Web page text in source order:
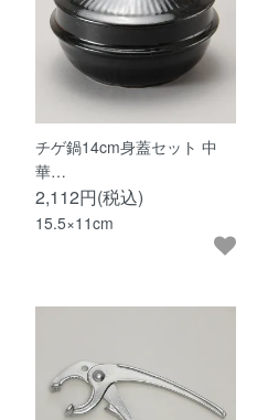
チゲ鍋14cm身蓋セット 中
華…
2,112円(税込)
15.5×11cm